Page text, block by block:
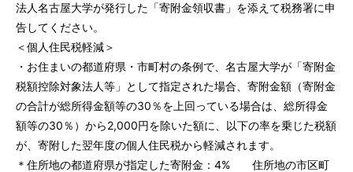
法人名古屋大学が発行した「寄附金領収書」を添えて税務署に申
告してください。
＜個人住民税軽減＞
・お住まいの都道府県・市町村の条例で、名古屋大学が「寄附金
税額控除対象法人等」として指定された場合、寄附金額（寄附金
の合計が総所得金額等の30％を上回っている場合は、総所得金
額等の30％）から2,000円を除いた額に、以下の率を乗じた税額
が、寄附した翌年度の個人住民税から軽減されます。
＊住所地の都道府県が指定した寄附金：4% 住所地の市区町